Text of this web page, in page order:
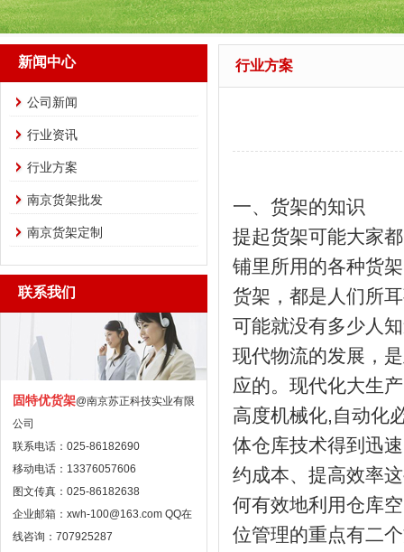
新闻中心
公司新闻
行业资讯
行业方案
南京货架批发
南京货架定制
联系我们
固特优货架@南京苏正科技实业有限
公司
联系电话：025-86182690
移动电话：13376057606
图文传真：025-86182638
企业邮箱：xwh-100@163.com QQ在
线咨询：707925287
行业方案
一、货架的知
提起货架可能大家
铺里所用的各种货
货架，都是人们所
可能就没有多少
现代物流的发展，
应的。现代化大生
高度机械化,自动化
体仓库技术得到迅
约成本、提高效率
何有效地利用仓库
位管理的重点有二